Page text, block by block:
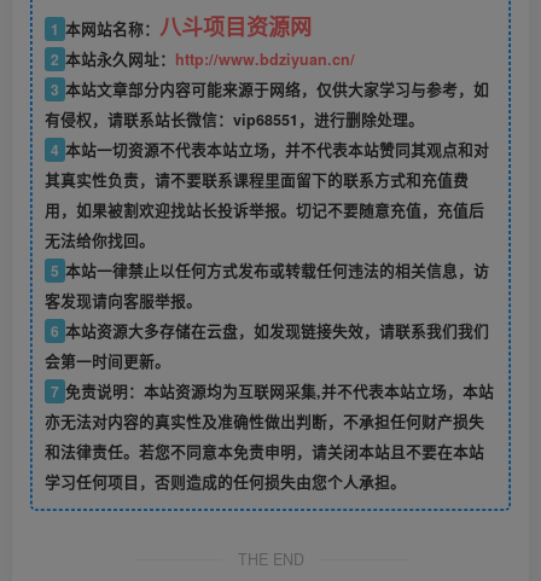
1 本网站名称： 八斗项目资源网
2 本站永久网址： http://www.bdziyuan.cn/
3 本站文章部分内容可能来源于网络，仅供大家学习与参考，如
有侵权，请联系站长微信：vip68551，进行删除处理。
4 本站一切资源不代表本站立场，并不代表本站赞同其观点和对
其真实性负责，请不要联系课程里面留下的联系方式和充值费
用，如果被割欢迎找站长投诉举报。切记不要随意充值，充值后
无法给你找回。
5 本站一律禁止以任何方式发布或转载任何违法的相关信息，访
客发现请向客服举报。
6 本站资源大多存储在云盘，如发现链接失效，请联系我们我们
会第一时间更新。
7 免责说明：本站资源均为互联网采集,并不代表本站立场，本站
亦无法对内容的真实性及准确性做出判断，不承担任何财产损失
和法律责任。若您不同意本免责申明，请关闭本站且不要在本站
学习任何项目，否则造成的任何损失由您个人承担。
THE END